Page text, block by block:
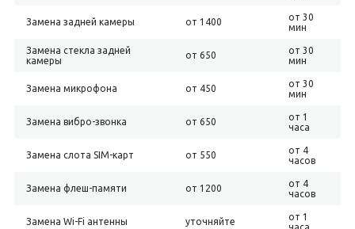
Замена задней камеры от 1400
от 30
мин
Замена стекла задней
камеры
от 650
от 30
мин
Замена микрофона от 450
от 30
мин
Замена вибро-звонка от 650
от 1
часа
Замена слота SIM-карт от 550
от 4
часов
Замена флеш-памяти от 1200
от 4
часов
Замена Wi-Fi антенны уточняйте
от 1